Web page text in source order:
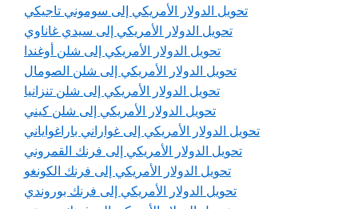
تحويل الدولار الأمريكي إلى سوموني تاجيكي
تحويل الدولار الأمريكي إلى سيدي غاناوي
تحويل الدولار الأمريكي إلى شلن أوغندا
تحويل الدولار الأمريكي إلى شلن الصومال
تحويل الدولار الأمريكي إلى شلن تنزانيا
تحويل الدولار الأمريكي إلى شلن كيني
تحويل الدولار الأمريكي إلى غواراني باراغواياني
تحويل الدولار الأمريكي إلى فرنك القمروني
تحويل الدولار الأمريكي إلى فرنك الكونغو
تحويل الدولار الأمريكي إلى فرنك بوروندي